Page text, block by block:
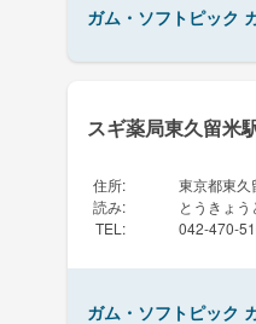
ガム・ソフトピック
スギ薬局東久留米
住所:
東京都東久
読み:
とうきょ
TEL : 042-470-
ガム・ソフトピック